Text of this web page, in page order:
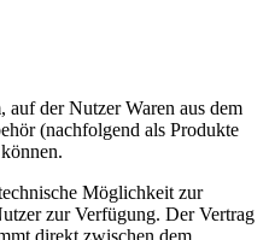
auf der Nutzer Waren aus dem
(nachfolgend als Produkte
Möglichkeit zur
zur Verfügung. Der Vertrag
direkt zwischen dem